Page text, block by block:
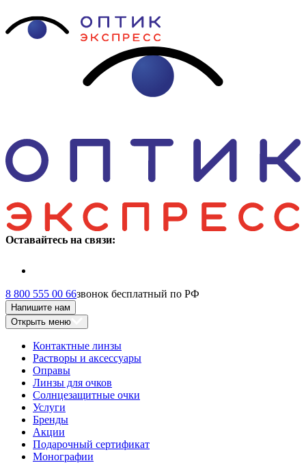
Оставайтесь на связи:
8 800 555 00 66звонок бесплатный по РФ
Напишите нам
Открыть меню
Контактные линзы
Растворы и аксессуары
Оправы
Линзы для очков
Солнцезащитные очки
Услуги
Бренды
Акции
Подарочный сертификат
Монографии